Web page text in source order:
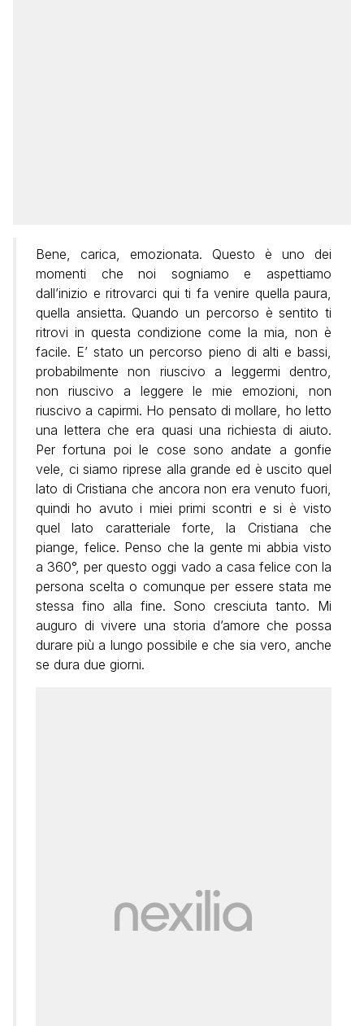
Bene, carica, emozionata. Questo è uno dei
momenti che noi sogniamo e aspettiamo
dall’inizio e ritrovarci qui ti fa venire quella paura,
quella ansietta. Quando un percorso è sentito ti
ritrovi in questa condizione come la mia, non è
facile. E’ stato un percorso pieno di alti e bassi,
probabilmente non riuscivo a leggermi dentro,
non riuscivo a leggere le mie emozioni, non
riuscivo a capirmi. Ho pensato di mollare, ho letto
una lettera che era quasi una richiesta di aiuto.
Per fortuna poi le cose sono andate a gonfie
vele, ci siamo riprese alla grande ed è uscito quel
lato di Cristiana che ancora non era venuto fuori,
quindi ho avuto i miei primi scontri e si è visto
quel lato caratteriale forte, la Cristiana che
piange, felice. Penso che la gente mi abbia visto
a 360°, per questo oggi vado a casa felice con la
persona scelta o comunque per essere stata me
stessa fino alla fine. Sono cresciuta tanto. Mi
auguro di vivere una storia d’amore che possa
durare più a lungo possibile e che sia vero, anche
se dura due giorni.